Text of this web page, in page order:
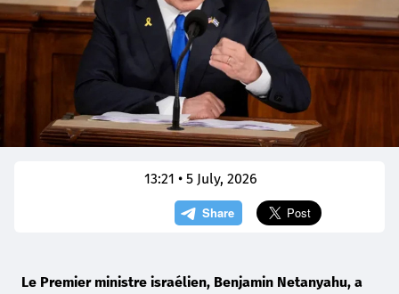
13:21 • 5 July, 2026
Le Premier ministre israélien, Benjamin Netanyahu, a